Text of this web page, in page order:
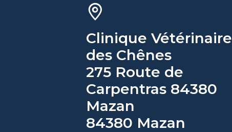
Clinique Vétérinaire
des Chênes
275 Route de
Carpentras 84380
Mazan
84380 Mazan